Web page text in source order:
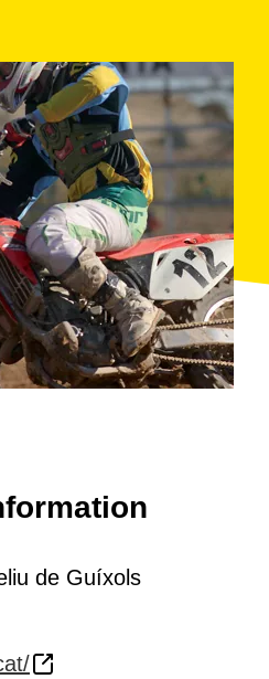
de Guíxols